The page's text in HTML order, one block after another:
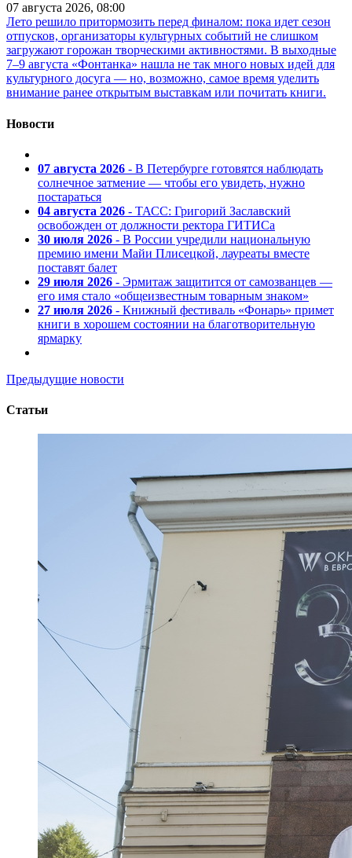
07 августа 2026, 08:00
Лето решило притормозить перед финалом: пока идет сезон
отпусков, организаторы культурных событий не слишком
загружают горожан творческими активностями. В выходные
7–9 августа «Фонтанка» нашла не так много новых идей для
культурного досуга — но, возможно, самое время уделить
внимание ранее открытым выставкам или почитать книги.
Новости
07 августа 2026 - В Петербурге готовятся наблюдать
солнечное затмение — чтобы его увидеть, нужно
постараться
04 августа 2026 - ТАСС: Григорий Заславский
освобожден от должности ректора ГИТИСа
30 июля 2026 - В России учредили национальную
премию имени Майи Плисецкой, лауреаты вместе
поставят балет
29 июля 2026 - Эрмитаж защитится от самозванцев —
его имя стало «общеизвестным товарным знаком»
27 июля 2026 - Книжный фестиваль «Фонарь» примет
книги в хорошем состоянии на благотворительную
ярмарку
Предыдущие новости
Статьи